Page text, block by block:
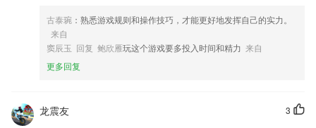
古泰琬 ：熟悉游戏规则和操作技巧，才能更好地发挥自己的实力。
来自
窦辰玉 回复 鲍欣雁玩这个游戏要多投入时间和精力 来自
更多回复
3
龙震友